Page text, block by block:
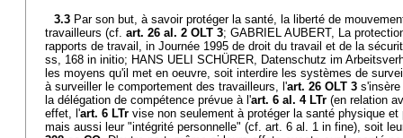
3.3 Par son but, à savoir protéger la santé, la liberté de
travailleurs (cf. art. 26 al. 2 OLT 3; GABRIEL AUBERT, La
rapports de travail, in Journée 1995 de droit du travail et de la
ss, 168 in initio; HANS UELI SCHÜRER, Datenschutz im
les moyens qu'il met en oeuvre, soit interdire les systèmes de
à surveiller le comportement des travailleurs, l'art. 26 OLT 3
la délégation de compétence prévue à l'art. 6 al. 4 LTr (en relation
effet, l'art. 6 LTr vise non seulement à protéger la santé physique
mais aussi leur "intégrité personnelle" (cf. art. 6 al. 1 in fine), soit